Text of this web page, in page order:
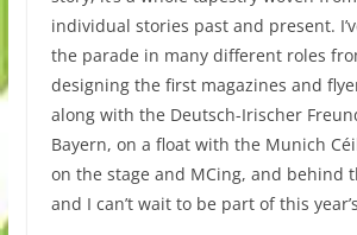
individual stories past and present.
the parade in many different roles
designing the first magazines and
along with the Deutsch-Irischer
Bayern, on a float with the Munich
on the stage and MCing, and behind
and I can’t wait to be part of this